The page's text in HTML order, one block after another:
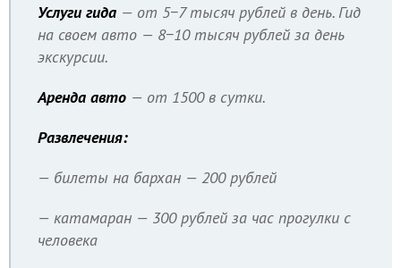
Услуги гида — от 5−7 тысяч рублей в день. Гид
на своем авто — 8−10 тысяч рублей за день
экскурсии.
Аренда авто — от 1500 в сутки.
Развлечения:
— билеты на бархан — 200 рублей
— катамаран — 300 рублей за час прогулки с
человека